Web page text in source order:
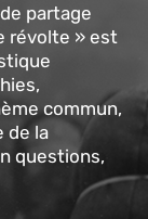
partage
révolte » est
commun,
de la
questions,